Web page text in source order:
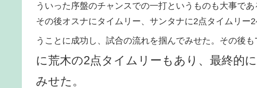
ういった序盤のチャンスでの一打というものも大事であ
その後オスナにタイムリー、サンタナに2点タイムリー
うことに成功し、試合の流れを掴んでみせた。その後も
に荒木の2点タイムリーもあり、最終的
みせた。